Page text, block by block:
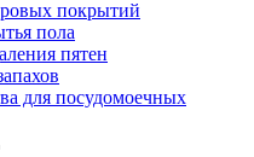
покрытий
пола
пятен
для посудомоечных